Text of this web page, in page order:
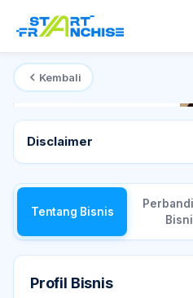
Kembali
Mulai dari
Rp 250 Juta
Tentang Bisnis
Profil Bisnis
Disclaimer